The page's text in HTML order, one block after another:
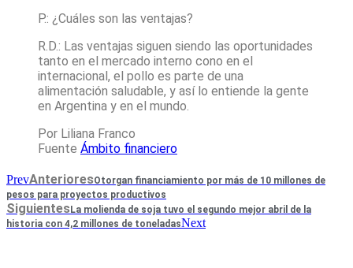
P.: ¿Cuáles son las ventajas?
R.D.: Las ventajas siguen siendo las oportunidades
tanto en el mercado interno cono en el
internacional, el pollo es parte de una
alimentación saludable, y así lo entiende la gente
en Argentina y en el mundo.
Por Liliana Franco
Fuente Ámbito financiero
PrevAnterioresOtorgan financiamiento por más de 10 millones de
pesos para proyectos productivos
SiguientesLa molienda de soja tuvo el segundo mejor abril de la
historia con 4,2 millones de toneladasNext